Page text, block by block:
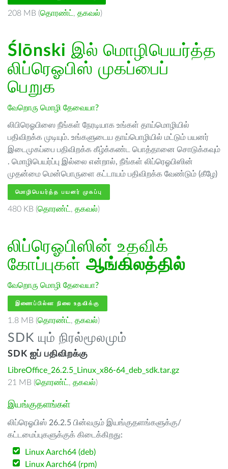
208 MB (தொரண்ட் , தகவல்)
Ślōnski இல் மொழிபெயர்த்த
லிப்ரெஓபிஸ் முகப்பைப்
பெறுக
வேறொரு மொழி தேவையா?
லிபிரெஓபிஸை நீங்கள் நேரடியாக உங்கள் தாய்மொழியில்
பதிவிறக்க முடியும். உங்களுடைய தாய்பொழியில் மட்டும் பயனர்
இடைமுகப்பை பதிவிறக்க கீழ்க்கண்ட பொத்தானை சொடுக்கவும்
. மொழிபெயர்ப்பு இல்லை என்றால், நீங்கள் லிப்ரெஓபிஸின்
முதன்மை மென்பொருளை கட்டாயம் பதிவிறக்க வேண்டும் (கீழே)
மொழிபெயர்த்த பயனர் முகப்பு
480 KB (தொரண்ட் , தகவல்)
லிப்ரெஓபிஸின் உதவிக்
கோப்புகள் ஆங்கிலத்தில்
வேறொரு மொழி தேவையா?
இணைப்பில்லா நிலை உதவிக்கு
1.8 MB (தொரண்ட் , தகவல்)
SDK யும் நிரல்மூலமும்
SDK ஐப் பதிவிறக்கு
LibreOffice_26.2.5_Linux_x86-64_deb_sdk.tar.gz
21 MB (தொரண்ட் , தகவல்)
இயங்குதளங்கள்
லிப்ரெஓபிஸ் 26.2.5 பின்வரும் இயங்குதளங்களுக்கு/
கட்டமைப்புகளுக்குக் கிடைக்கிறது:
Linux Aarch64 (deb)
Linux Aarch64 (rpm)